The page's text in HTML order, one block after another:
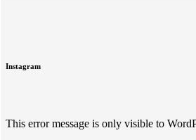
Instagram
This error message is only visible to